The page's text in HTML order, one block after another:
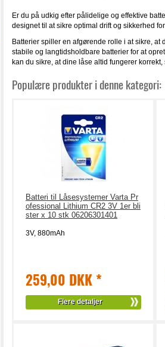
Er du på udkig efter pålidelige og effektive
designet til at sikre optimal drift og sikkerhed
Batterier spiller en afgørende rolle i at sikre,
stabile og langtidsholdbare batterier for at
kan du sikre, at dine låse altid fungerer
Populære produkter i denne kategori:
Batteri til Låsesystemer Varta Pr
ofessional Lithium CR2 3V 1er bli
ster x 10 stk 06206301401
3V, 880mAh
259,00 DKK *
Flere detaljer